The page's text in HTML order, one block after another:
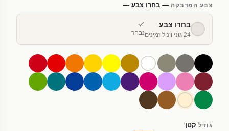
צבע המדבקה— בחרו צבע —
בחרו צבע
24 גוני ויניל זמינים נבחר
גודל קטן